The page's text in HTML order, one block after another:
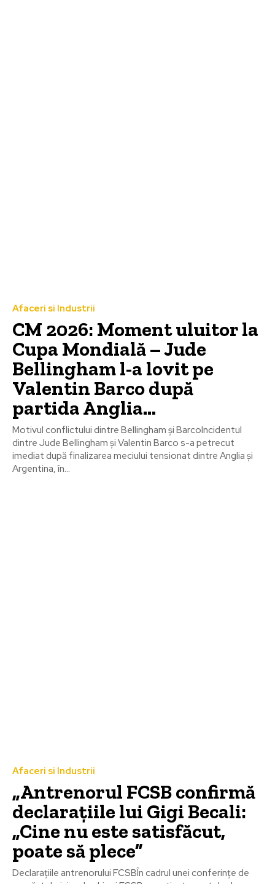
Afaceri si Industrii
CM 2026: Moment uluitor la
Cupa Mondială – Jude
Bellingham l-a lovit pe
Valentin Barco după
partida Anglia…
Motivul conflictului dintre Bellingham și BarcoIncidentul
dintre Jude Bellingham și Valentin Barco s-a petrecut
imediat după finalizarea meciului tensionat dintre Anglia și
Argentina, în...
Afaceri si Industrii
„Antrenorul FCSB confirmă
declarațiile lui Gigi Becali:
„Cine nu este satisfăcut,
poate să plece”
Declarațiile antrenorului FCSBÎn cadrul unei conferințe de